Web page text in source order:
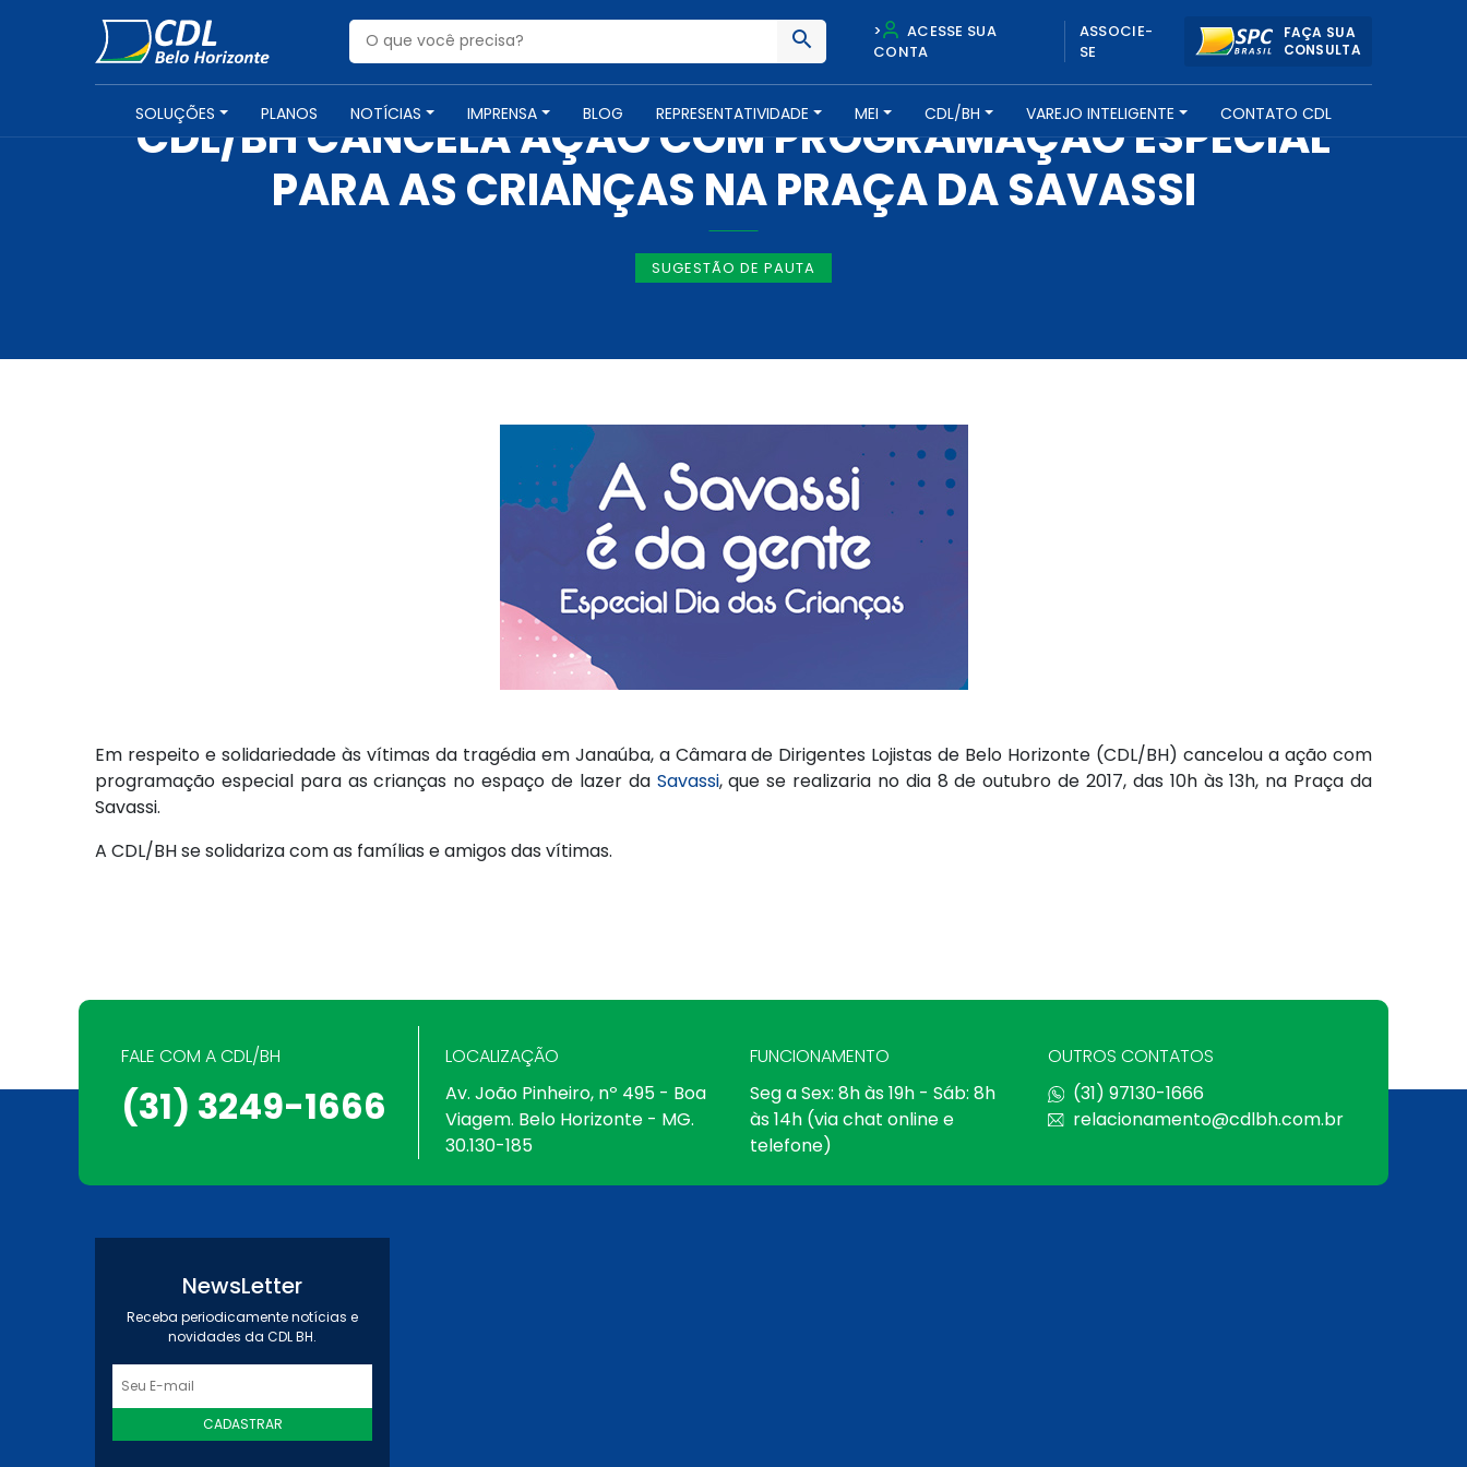
>
ACESSE SUA
CONTA
ASSOCIE-
SE
FAÇA SUA
CONSULTA
SOLUÇÕES PLANOS NOTÍCIAS IMPRENSA BLOG REPRESENTATIVIDADE MEI CDL/BH VAREJO INTELIGENTE CONTATO CDL
IMPRENSA -6 DE OUTUBRO DE 2017
CDL/BH CANCELA AÇÃO COM PROGRAMAÇÃO ESPECIAL
PARA AS CRIANÇAS NA PRAÇA DA SAVASSI
SUGESTÃO DE PAUTA
Em respeito e solidariedade às vítimas da tragédia em Janaúba, a Câmara de Dirigentes Lojistas de Belo Horizonte (CDL/BH) cancelou a ação com
programação especial para as crianças no espaço de lazer da Savassi, que se realizaria no dia 8 de outubro de 2017, das 10h às 13h, na Praça da
Savassi.
A CDL/BH se solidariza com as famílias e amigos das vítimas.
FALE COM A CDL/BH
(31) 3249-1666
LOCALIZAÇÃO
Av. João Pinheiro, nº 495 - Boa
Viagem. Belo Horizonte - MG.
30.130-185
FUNCIONAMENTO
Seg a Sex: 8h às 19h - Sáb: 8h
às 14h (via chat online e
telefone)
OUTROS CONTATOS
(31) 97130-1666
relacionamento@cdlbh.com.br
NewsLetter
Receba periodicamente notícias e
novidades da CDL BH.
CADASTRAR